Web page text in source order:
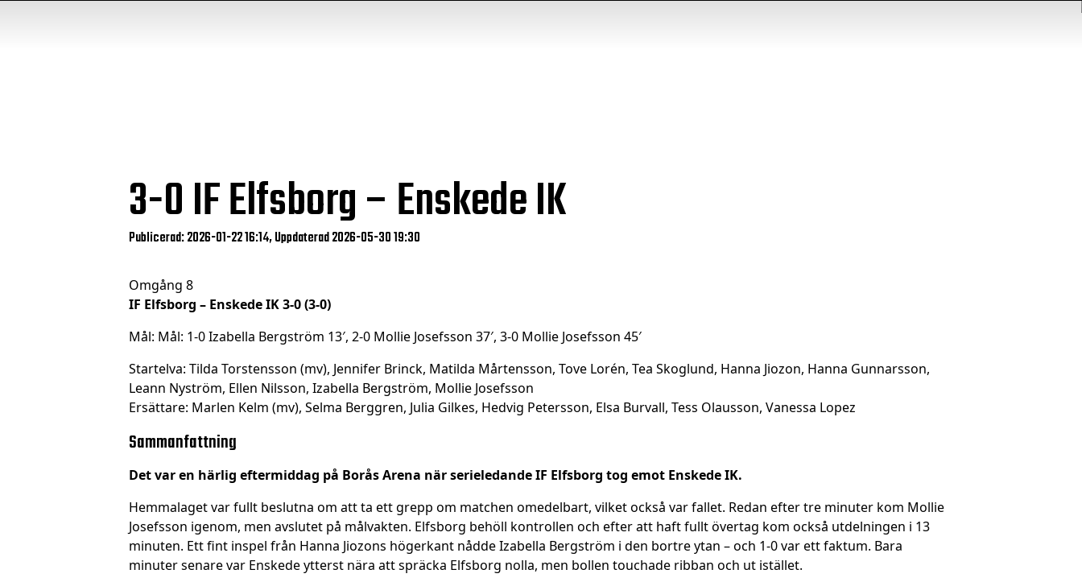
3-0IF Elfsborg – Enskede IK
Publicerad: 2026-01-22 16:14, Uppdaterad 2026-05-30 19:30
Omgång 8
IF Elfsborg – Enskede IK 3-0 (3-0)
Mål: Mål: 1-0 Izabella Bergström 13′, 2-0 Mollie Josefsson 37′, 3-0 Mollie Josefsson 45′
Startelva: Tilda Torstensson (mv), Jennifer Brinck, Matilda Mårtensson, Tove Lorén, Tea Skoglund, Hanna Jiozon, Hanna Gunnarsson,
Leann Nyström, Ellen Nilsson, Izabella Bergström, Mollie Josefsson
Ersättare: Marlen Kelm (mv), Selma Berggren, Julia Gilkes, Hedvig Petersson, Elsa Burvall, Tess Olausson, Vanessa Lopez
Sammanfattning
Det var en härlig eftermiddag på Borås Arena när serieledande IF Elfsborg tog emot Enskede IK.
Hemmalaget var fullt beslutna om att ta ett grepp om matchen omedelbart, vilket också var fallet. Redan efter tre minuter kom Mollie
Josefsson igenom, men avslutet på målvakten. Elfsborg behöll kontrollen och efter att haft fullt övertag kom också utdelningen i 13
minuten. Ett fint inspel från Hanna Jiozons högerkant nådde Izabella Bergström i den bortre ytan – och 1-0 var ett faktum. Bara
minuter senare var Enskede ytterst nära att spräcka Elfsborg nolla, men bollen touchade ribban och ut istället.